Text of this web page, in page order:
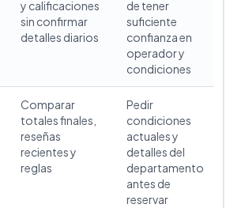
y calificaciones
sin confirmar
detalles diarios
de tener
suficiente
confianza en
operador y
condiciones
Comparar
totales finales,
reseñas
recientes y
reglas
Pedir
condiciones
actuales y
detalles del
departamento
antes de
reservar